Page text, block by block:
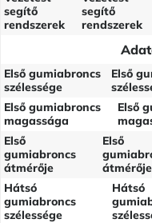
segítő
rendszerek
segítő
rendszerek
Első gumiabroncs
szélessége
Első
Első gumiabroncs
magassága
Első
Első
gumiabroncs
átmérője
Első
átmérője
Hátsó
gumiabroncs
szélessége
Hátsó